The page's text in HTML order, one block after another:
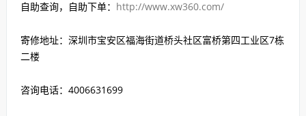
自助查询，自助下单： http://www.xw360.com/
寄修地址：深圳市宝安区福海街道桥头社区富桥第四工业区7栋
二楼
咨询电话：4006631699